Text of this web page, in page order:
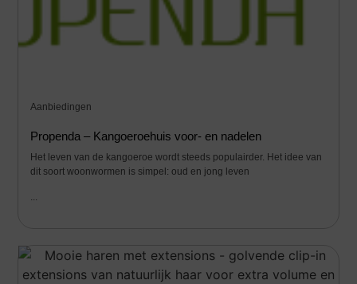
Aanbiedingen
Propenda – Kangoeroehuis voor- en nadelen
Het leven van de kangoeroe wordt steeds populairder. Het idee van
dit soort woonwormen is simpel: oud en jong leven
...